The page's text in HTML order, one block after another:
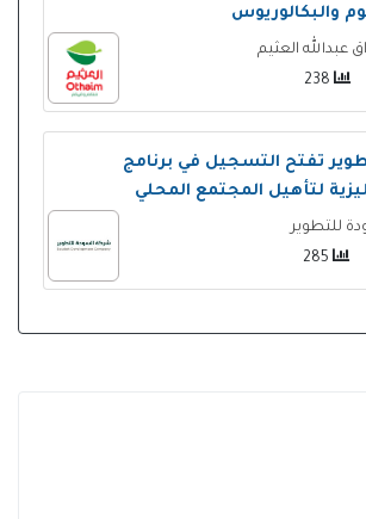
والبكالوريوس
عبدالله العثيم
تفتح التسجيل في برنامج
لتأهيل المجتمع المحلي
للتطوير